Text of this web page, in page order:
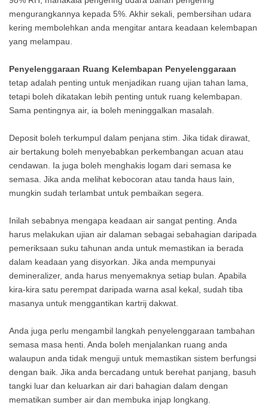
mengurangkannya kepada 5%. Akhir sekali, pembersihan udara
kering membolehkan anda mengitar antara keadaan kelembapan
yang melampau.
Penyelenggaraan Ruang Kelembapan Penyelenggaraan
tetap adalah penting untuk menjadikan ruang ujian tahan lama,
tetapi boleh dikatakan lebih penting untuk ruang kelembapan.
Sama pentingnya air, ia boleh meninggalkan masalah.
Deposit boleh terkumpul dalam penjana stim. Jika tidak dirawat,
air bertakung boleh menyebabkan perkembangan acuan atau
cendawan. Ia juga boleh menghakis logam dari semasa ke
semasa. Jika anda melihat kebocoran atau tanda haus lain,
mungkin sudah terlambat untuk pembaikan segera.
Inilah sebabnya mengapa keadaan air sangat penting. Anda
harus melakukan ujian air dalaman sebagai sebahagian daripada
pemeriksaan suku tahunan anda untuk memastikan ia berada
dalam keadaan yang disyorkan. Jika anda mempunyai
demineralizer, anda harus menyemaknya setiap bulan. Apabila
kira-kira satu perempat daripada warna asal kekal, sudah tiba
masanya untuk menggantikan kartrij dakwat.
Anda juga perlu mengambil langkah penyelenggaraan tambahan
semasa masa henti. Anda boleh menjalankan ruang anda
walaupun anda tidak menguji untuk memastikan sistem berfungsi
dengan baik. Jika anda bercadang untuk berehat panjang, basuh
tangki luar dan keluarkan air dari bahagian dalam dengan
mematikan sumber air dan membuka injap longkang.